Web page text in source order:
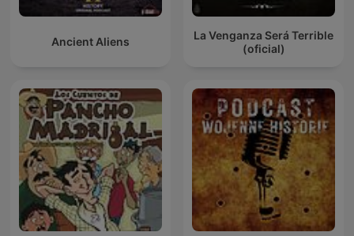
Ancient Aliens
La Venganza Será Terrible
(oficial)